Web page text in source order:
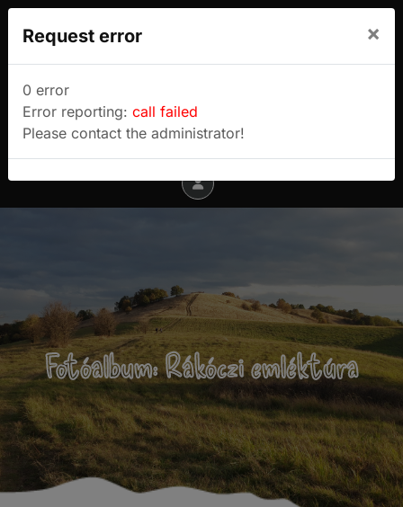
Sulyok Gábor túrablogja
Menu
Fotóalbum: Rákóczi emléktúra
Request error ×
0 error
Error reporting: call failed
Please contact the administrator!